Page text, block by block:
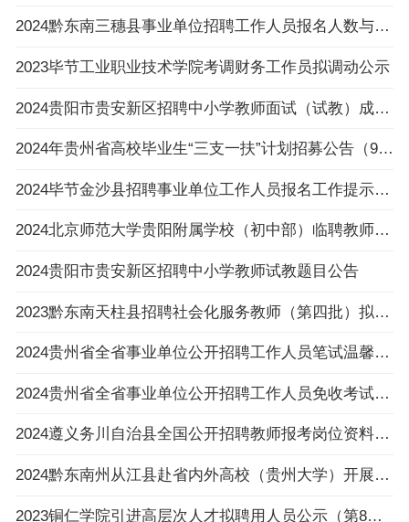
2024黔东南三穗县事业单位招聘工作人员报名人数与招聘岗位计划人数达不到3:1比例的岗位公布
2023毕节工业职业技术学院考调财务工作员拟调动公示
2024贵阳市贵安新区招聘中小学教师面试（试教）成绩、总成绩及进入体检人员名单及体检相关
2024年贵州省高校毕业生“三支一扶”计划招募公告（992人|3.6-3.8报名|3.30笔试）
2024毕节金沙县招聘事业单位工作人员报名工作提示的公告
2024北京师范大学贵阳附属学校（初中部）临聘教师招聘公告（4人|2.23-2.29报名）
2024贵阳市贵安新区招聘中小学教师试教题目公告
2023黔东南天柱县招聘社会化服务教师（第四批）拟录用人员名单公示
2024贵州省全省事业单位公开招聘工作人员笔试温馨提示
2024贵州省全省事业单位公开招聘工作人员免收考试费申请提交流程
2024遵义务川自治县全国公开招聘教师报考岗位资料原件审核及体检通知（2.27体检）
2024黔东南州从江县赴省内外高校（贵州大学）开展事业单位人才引进活动（教育类、综合类）
2023铜仁学院引进高层次人才拟聘用人员公示（第8批）